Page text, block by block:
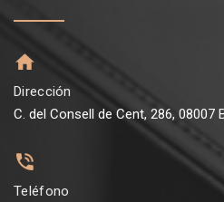
Dirección
C. del Consell de Cent, 286, 08007
Teléfono